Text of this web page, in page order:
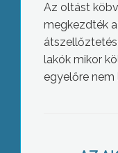
Az oltást
megkezdték
lakók mikor
egyelőre nem